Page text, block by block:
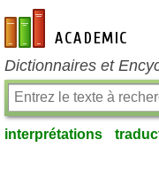
fr-academic.com
Dictionnaires et
interprétations